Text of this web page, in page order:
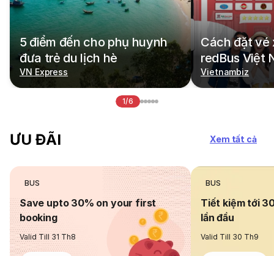
5 điểm đến cho phụ huynh
đưa trẻ du lịch hè
VN Express
Cách đặt vé
redBus Việt
Vietnambiz
1/6
ƯU ĐÃI Xem tất cả
BUS
Save upto 30% on your first
booking
Valid Till 31 Th8
BUS
Tiết kiệm tới
lần đầu
Valid Till 30 Th9